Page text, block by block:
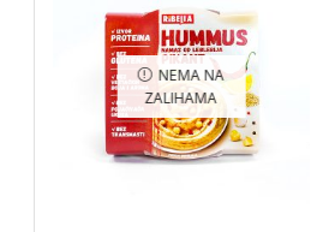
NEMA NA
ZALIHAMA